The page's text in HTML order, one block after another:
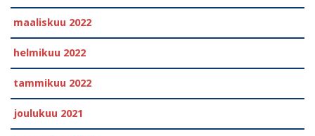
maaliskuu 2022
helmikuu 2022
tammikuu 2022
joulukuu 2021